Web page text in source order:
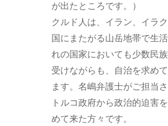
が出たところです。）
クルド人は、イラン、イラ
国にまたがる山岳地帯で生
れの国家においても少数民
受けながらも、自治を求め
ます。名嶋弁護士がご担当
トルコ政府から政治的迫害
めて来た方々です。